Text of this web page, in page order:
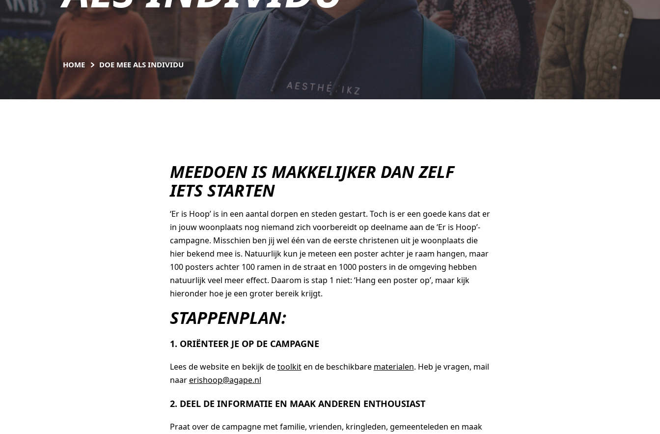
HOME DOE MEE ALS INDIVIDU
MEEDOEN IS MAKKELIJKER DAN ZELF
IETS STARTEN
‘Er is Hoop’ is in een aantal dorpen en steden gestart. Toch is er een goede kans dat er
in jouw woonplaats nog niemand zich voorbereidt op deelname aan de ‘Er is Hoop’-
campagne. Misschien ben jij wel één van de eerste christenen uit je woonplaats die
hier bekend mee is. Natuurlijk kun je meteen een poster achter je raam hangen, maar
100 posters achter 100 ramen in de straat en 1000 posters in de omgeving hebben
natuurlijk veel meer effect. Daarom is stap 1 niet: ‘Hang een poster op’, maar kijk
hieronder hoe je een groter bereik krijgt.
STAPPENPLAN:
1. ORIËNTEER JE OP DE CAMPAGNE
Lees de website en bekijk detoolkiten de beschikbare materialen. Heb je vragen, mail
naarerishoop@agape.nl
2. DEEL DE INFORMATIE EN MAAK ANDEREN ENTHOUSIAST
Praat over de campagne met familie, vrienden, kringleden, gemeenteleden en maak